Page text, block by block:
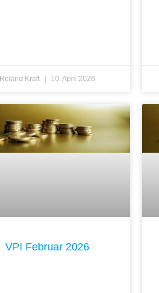
Roland Kraft 10. April 2026
VPI Februar 2026